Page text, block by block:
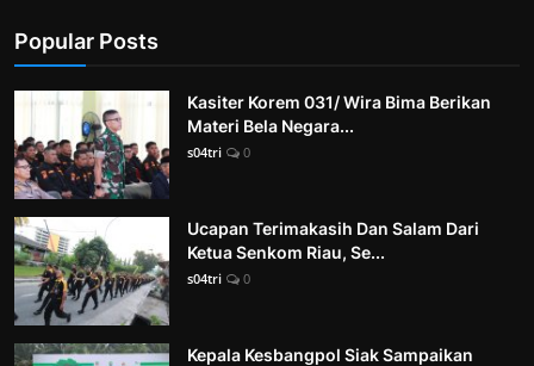
Popular Posts
Kasiter Korem 031/ Wira Bima Berikan
Materi Bela Negara...
s04tri 0
Ucapan Terimakasih Dan Salam Dari
Ketua Senkom Riau, Se...
s04tri 0
Kepala Kesbangpol Siak Sampaikan